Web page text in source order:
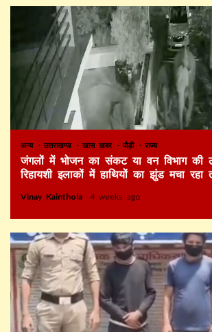
अन्य उत्तराखण्ड खास खबर पौड़ी राज्य
जंगलों में भोजन का संकट या वन विभाग की
रिहायशी इलाकों में हाथियों का झुंड मचा रहा
Vinay Kainthola 4 weeks ago